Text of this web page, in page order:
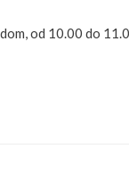
od 10.00 do